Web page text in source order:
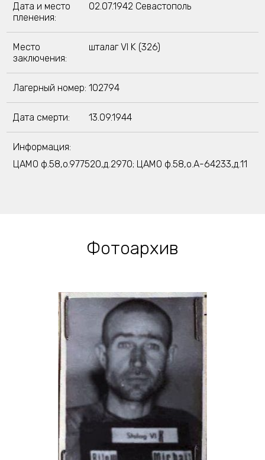
Дата и место
пленения:
02.07.1942 Севастополь
Место
заключения:
шталаг VI K (326)
Лагерный номер: 102794
Дата смерти: 13.09.1944
Информация:
ЦАМО ф.58,о.977520,д.2970; ЦАМО ф.58,о.A-64233,д.11
Фотоархив